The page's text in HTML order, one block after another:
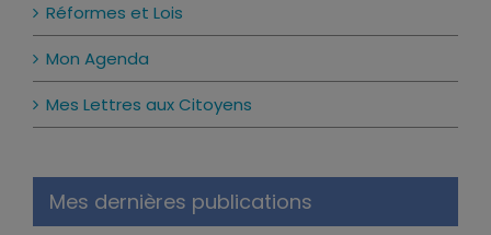
Réformes et Lois
Mon Agenda
Mes Lettres aux Citoyens
Mes dernières publications